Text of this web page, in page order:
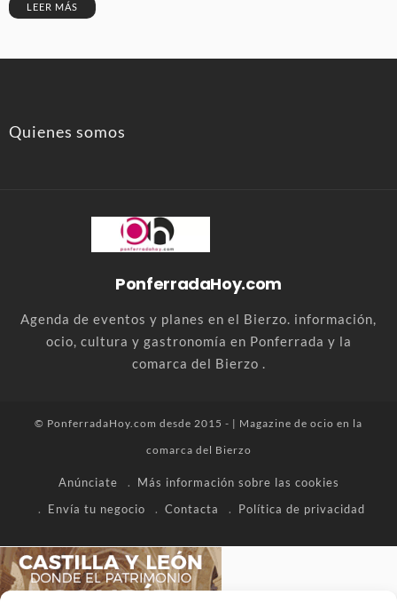
LEER MÁS
Quienes somos
PonferradaHoy.com
Agenda de eventos y planes en el Bierzo. información,
ocio, cultura y gastronomía en Ponferrada y la
comarca del Bierzo .
© PonferradaHoy.com desde 2015 - | Magazine de ocio en la
comarca del Bierzo
Anúnciate
Más información sobre las cookies
Envía tu negocio
Contacta Política de privacidad